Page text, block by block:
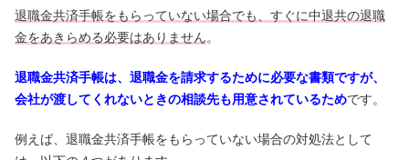
退職金共済手帳をもらっていない場合でも、すぐに中退共の退職
金をあきらめる必要はありません。
退職金共済手帳は、退職金を請求するために必要な書類ですが、
会社が渡してくれないときの相談先も用意されているためです。
例えば、退職金共済手帳をもらっていない場合の対処法として